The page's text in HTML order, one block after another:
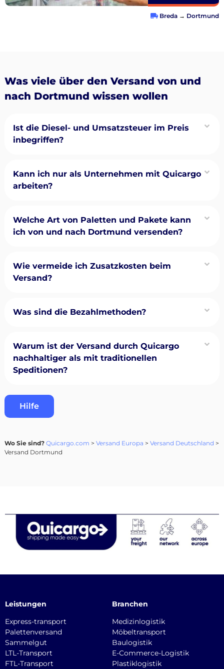
Breda → Dortmund
Was viele über den Versand von und
nach Dortmund wissen wollen
Ist die Diesel- und Umsatzsteuer im Preis
inbegriffen?
Kann ich nur als Unternehmen mit Quicargo
arbeiten?
Welche Art von Paletten und Pakete kann
ich von und nach Dortmund versenden?
Wie vermeide ich Zusatzkosten beim
Versand?
Was sind die Bezahlmethoden?
Warum ist der Versand durch Quicargo
nachhaltiger als mit traditionellen
Speditionen?
Hilfe
Wo Sie sind? Quicargo.com > Versand Europa > Versand Deutschland >
Versand Dortmund
Leistungen
Express-transport
Palettenversand
Sammelgut
LTL-Transport
FTL-Transport
Branchen
Medizinlogistik
Möbeltransport
Baulogistik
E-Commerce-Logistik
Plastiklogistik